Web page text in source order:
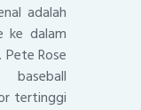
adalah
ke dalam
Rose
tertinggi